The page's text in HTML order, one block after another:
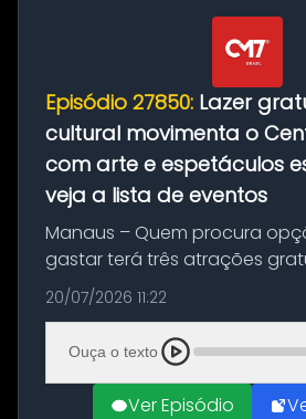
Episódio 27850: Lazer
cultural movimenta o
com arte e espetáculos
veja a lista de eventos
Manaus – Quem procura
gastar terá três atrações
entre esta segunda-feira (20)
(23). A programação inclui
dedicada à história das ...
20/07/2026 11:22
Ouça o texto
Ver Episódio